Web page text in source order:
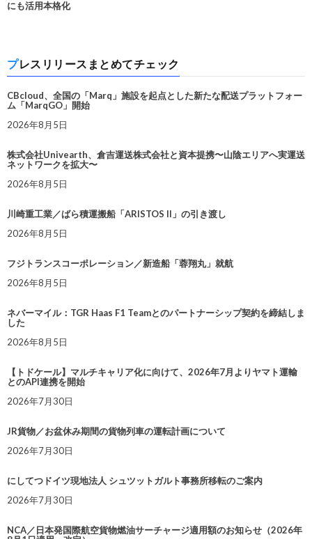
にも活用本格化
プレスリリースまとめてチェック
CBcloud、全国の「Marq」施設を起点とした新たな配送プラットフォー
ム「MarqGO」開始
2026年8月5日
株式会社Univearth、倉吉運送株式会社と資本提携〜山陰エリアへ実運送
ネットワークを拡大〜
2026年8月5日
川崎重工業／ばら積運搬船「ARISTOS II」の引き渡し
2026年8月5日
フジトランスコーポレーション／新造船「蓉翔丸」就航
2026年8月5日
ネバーマイル：TGR Haas F1 Teamとのパートナーシップ契約を締結しま
した
2026年8月5日
【トドケール】マルチキャリア化に向けて、2026年7月よりヤマト運輸
とのAPI連携を開始
2026年7月30日
JR貨物／お盆休み期間の貨物列車の運転計画について
2026年7月30日
にしてつドイツ現地法人 シュツットガルト事務所移転のご案内
2026年7月30日
NCA／日本発国際航空貨物燃油サーチャージ適用額のお知らせ（2026年